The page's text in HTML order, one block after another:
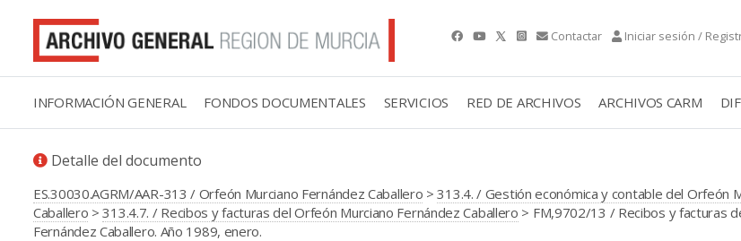
Contactar Iniciar sesión /
INFORMACIÓN GENERAL FONDOS DOCUMENTALES SERVICIOS RED DE ARCHIVOS ARCHIVOS CARM
Detalle del documento
ES.30030.AGRM/AAR-313 / Orfeón Murciano Fernández Caballero >313.4. / Gestión económica y contable del Orfeón
Caballero >313.4.7. / Recibos y facturas del Orfeón Murciano Fernández Caballero > FM,9702/13 / Recibos y facturas
Fernández Caballero. Año 1989, enero.